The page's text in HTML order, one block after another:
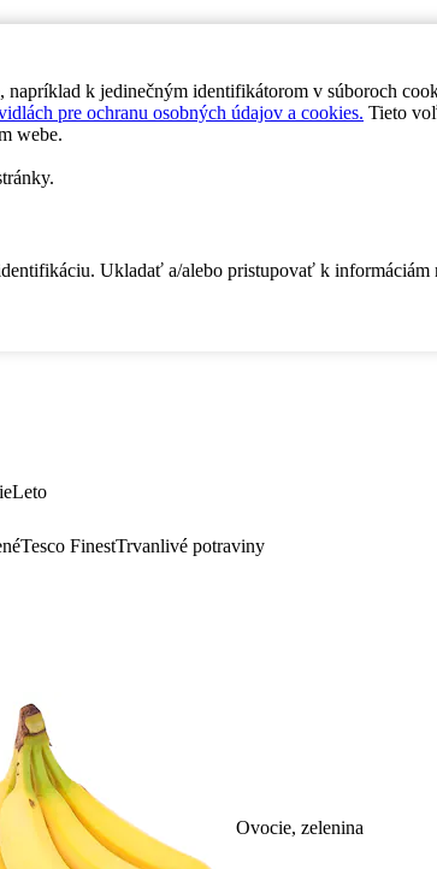
k jedinečným identifikátorom v súboroch
pre ochranu osobných údajov a cookies. Tieto
webe.
Ukladať a/alebo pristupovať k informáciám
Leto
Tesco FinestTrvanlivé potraviny
Ovocie, zelenina